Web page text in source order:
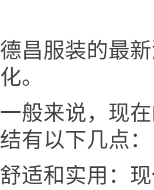
德昌服装的最
化。
一般来说，现
结有以下几点：
舒适和实用：